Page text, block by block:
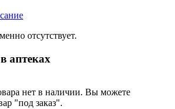
отсутствует.
аптеках
нет в наличии. Вы можете
"под заказ".